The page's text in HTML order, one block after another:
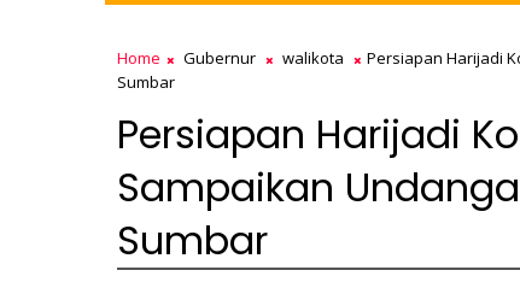
Home Gubernur walikota
Persiapan Harijadi
Sumbar
Persiapan Harijadi
Sampaikan
Sumbar